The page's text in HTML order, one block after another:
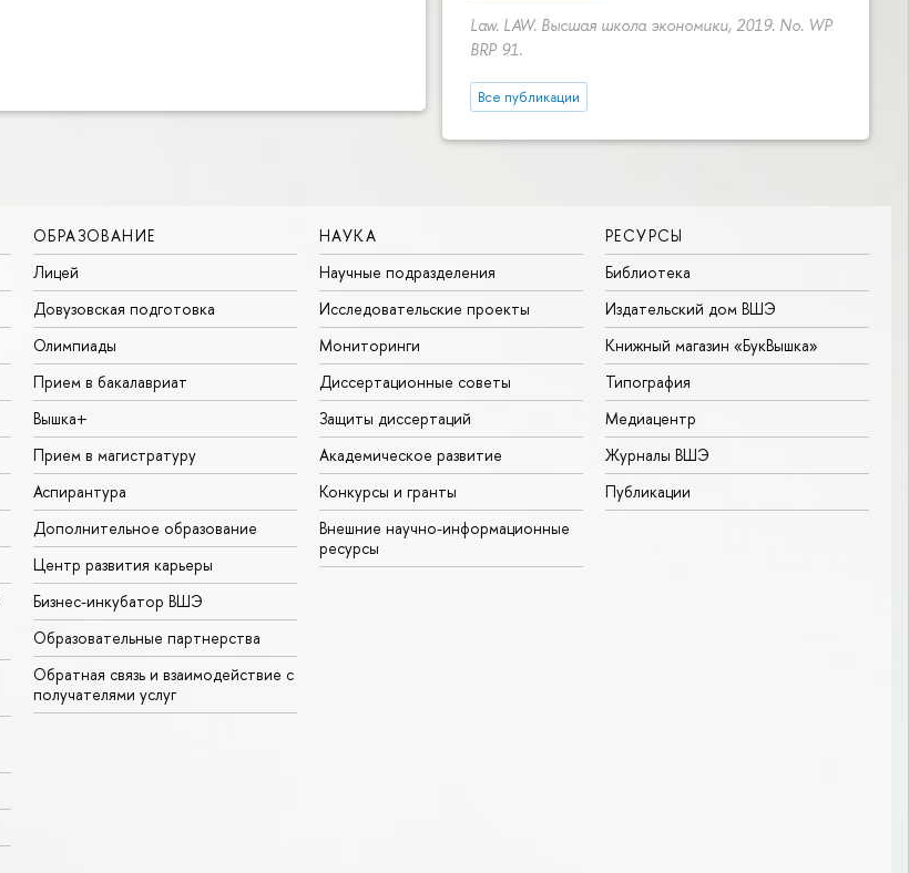
Law. LAW. Высшая школа экономики, 2019. No. WP
BRP 91.
Все публикации
ОБРАЗОВАНИЕ
Лицей
Довузовская подготовка
Олимпиады
Прием в бакалавриат
Вышка+
Прием в магистратуру
Аспирантура
Дополнительное образование
Центр развития карьеры
Бизнес-инкубатор ВШЭ
Образовательные партнерства
Обратная связь и взаимодействие с
получателями услуг
НАУКА
Научные подразделения
Исследовательские проекты
Мониторинги
Диссертационные советы
Защиты диссертаций
Академическое развитие
Конкурсы и гранты
Внешние научно-информационные
ресурсы
РЕСУРСЫ
Библиотека
Издательский дом ВШЭ
Книжный магазин «БукВышка»
Типография
Медиацентр
Журналы ВШЭ
Публикации